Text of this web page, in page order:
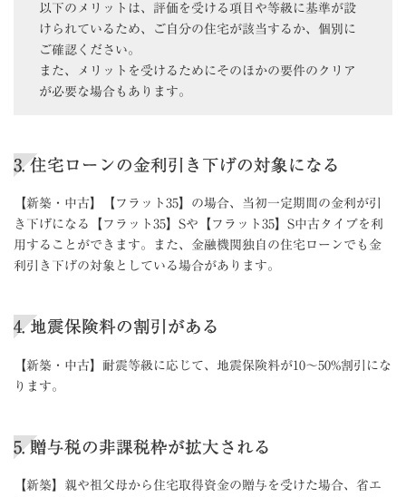
以下のメリットは、評価を受ける項目や等級に基準が設
けられているため、ご自分の住宅が該当するか、個別に
ご確認ください。
また、メリットを受けるためにそのほかの要件のクリア
が必要な場合もあります。
3. 住宅ローンの金利引き下げの対象になる
【新築・中古】【フラット35】の場合、当初一定期間の金利が引
き下げになる【フラット35】Sや【フラット35】S中古タイプを利
用することができます。また、金融機関独自の住宅ローンでも金
利引き下げの対象としている場合があります。
4. 地震保険料の割引がある
【新築・中古】耐震等級に応じて、地震保険料が10～50%割引にな
ります。
5. 贈与税の非課税枠が拡大される
【新築】親や祖父母から住宅取得資金の贈与を受けた場合、省エ